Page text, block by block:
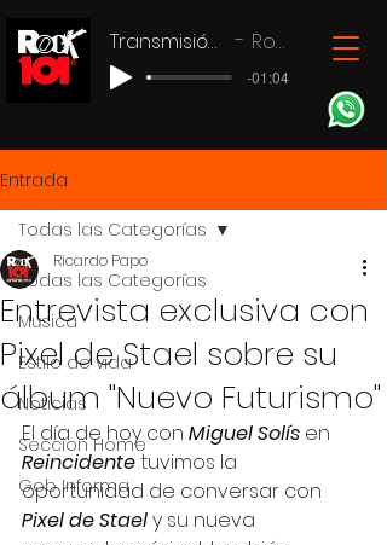
Transmisión en vivo Rock 101
-01:04
Entrada
Todas las Categorías
Música
Estilo de vida
Noticias
Seccion Home
Gob Informa
Todas las Categorías
Entrevista exclusiva con
Pixel de Stael sobre su
álbum "Nuevo Futurismo"
Ricardo Papo
El día de hoy con Miguel Solís en
Reincidente tuvimos la
oportunidad de conversar con
Pixel de Stael y su nueva